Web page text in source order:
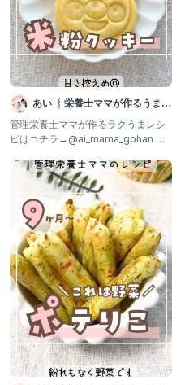
あい ︴栄養士ママが作るうまう
ま離乳食
管理栄養士ママが作るラクうまレシ
ピはコチラ→@ai_mama_gohan 離